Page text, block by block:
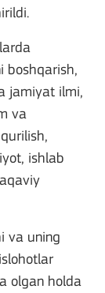
boshqarish,
jamiyat ilmi,
va
ishlab
va uning
olgan holda